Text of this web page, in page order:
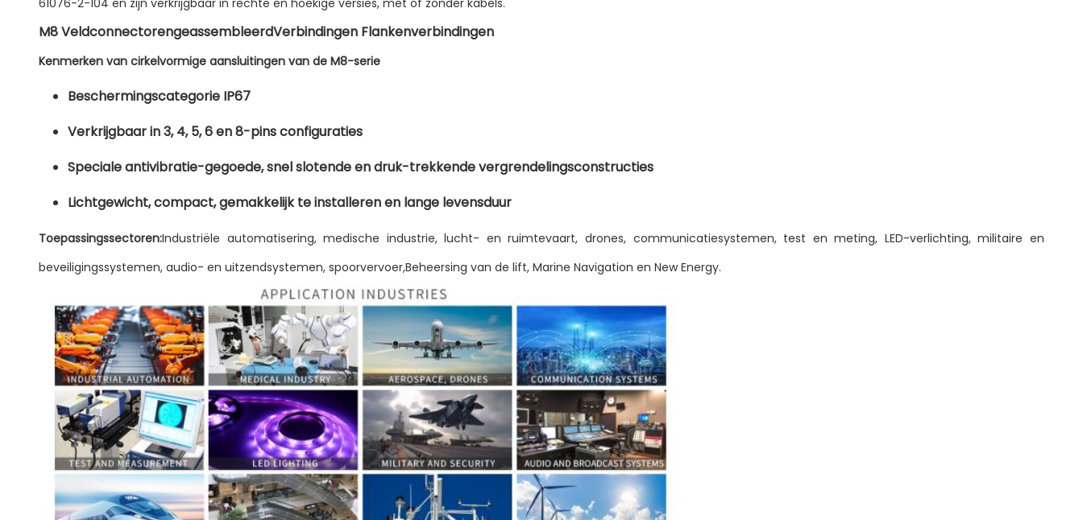
61076-2-104 en zijn verkrijgbaar in rechte en hoekige versies, met of zonder kabels.
M8 VeldconnectorengeassembleerdVerbindingen Flankenverbindingen
Kenmerken van cirkelvormige aansluitingen van de M8-serie
Beschermingscategorie IP67
Verkrijgbaar in 3, 4, 5, 6 en 8-pins configuraties
Speciale antivibratie-gegoede, snel slotende en druk-trekkende vergrendelingsconstructies
Lichtgewicht, compact, gemakkelijk te installeren en lange levensduur
Toepassingssectoren:Industriële automatisering, medische industrie, lucht- en ruimtevaart, drones, communicatiesystemen, test en meting, LED-verlichting, militaire en
beveiligingssystemen, audio- en uitzendsystemen, spoorvervoer,Beheersing van de lift, Marine Navigation en New Energy.